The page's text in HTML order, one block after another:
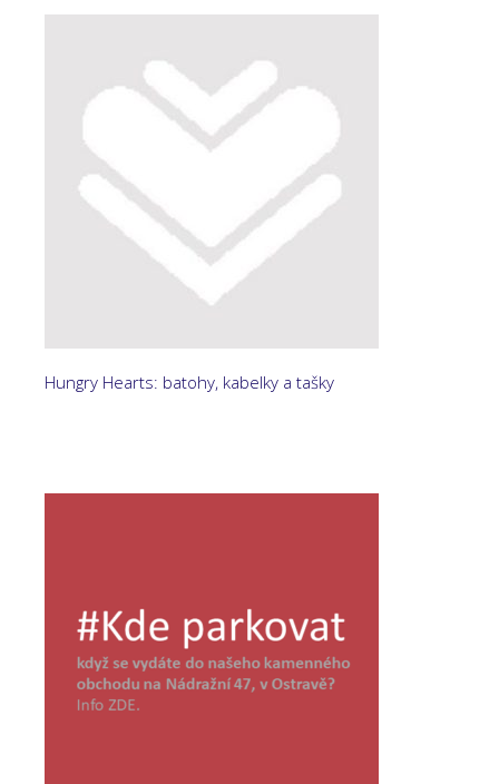
Hungry Hearts: batohy, kabelky a tašky